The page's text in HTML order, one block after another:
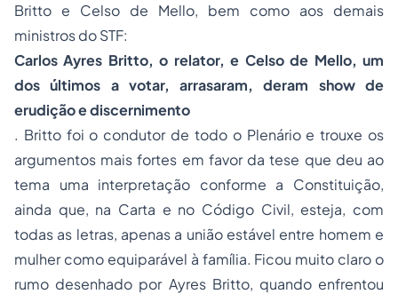
Britto e Celso de Mello, bem como aos demais
ministros do STF:
Carlos Ayres Britto, o relator, e Celso de Mello, um
dos últimos a votar, arrasaram, deram show de
erudição e discernimento
. Britto foi o condutor de todo o Plenário e trouxe os
argumentos mais fortes em favor da tese que deu ao
tema uma interpretação conforme a Constituição,
ainda que, na Carta e no Código Civil, esteja, com
todas as letras, apenas a união estável entre homem e
mulher como equiparável à família. Ficou muito claro o
rumo desenhado por Ayres Britto, quando enfrentou